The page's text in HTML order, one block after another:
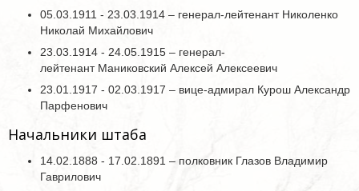
05.03.1911 - 23.03.1914 – генерал-лейтенант Николенко
Николай Михайлович
23.03.1914 - 24.05.1915 – генерал-
лейтенант Маниковский Алексей Алексеевич
23.01.1917 - 02.03.1917 – вице-адмирал Курош Александр
Парфенович
Начальники штаба
14.02.1888 - 17.02.1891 – полковник Глазов Владимир
Гаврилович